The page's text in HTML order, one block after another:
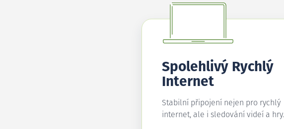
Spolehlivý Rychlý
Internet
Stabilní připojení nejen pro rychlý
internet, ale i sledování videí a hry.